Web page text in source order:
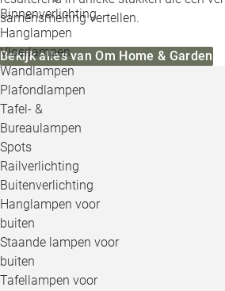
Binnenverlichting
Hanglampen
Vloerlampen
Wandlampen
Plafondlampen
Tafel- &
Bureaulampen
Spots
Railverlichting
Buitenverlichting
Hanglampen voor
buiten
Staande lampen voor
buiten
Tafellampen voor
samensmelting vertellen.
Bekijk alles van Om Home & Garden